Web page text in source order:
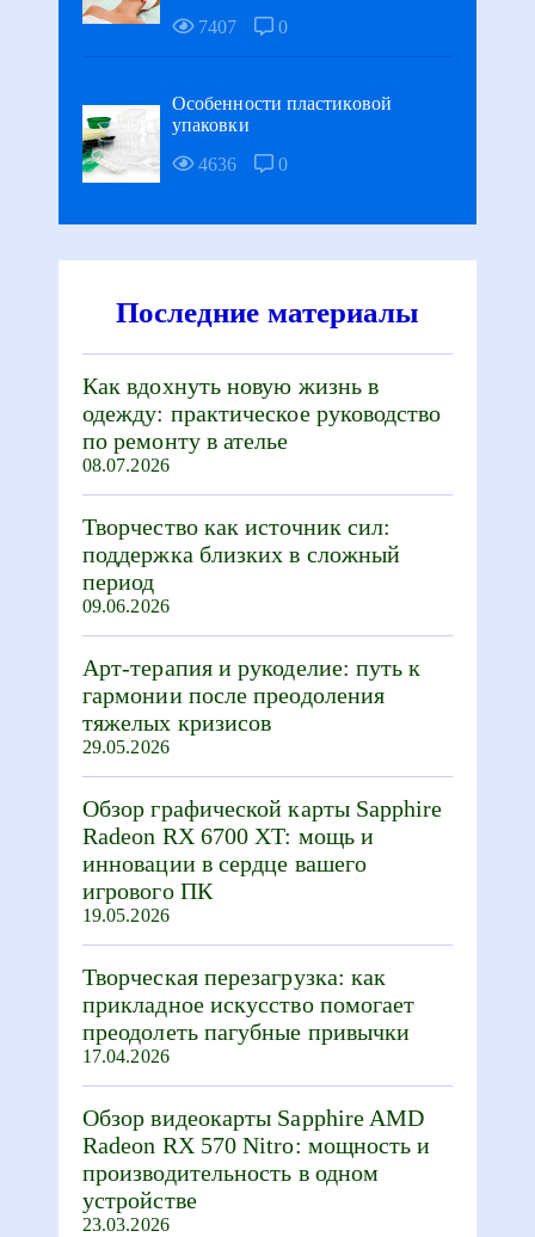
7407
0
Особенности пластиковой
упаковки
4636
0
Последние материалы
Как вдохнуть новую жизнь в
одежду: практическое руководство
по ремонту в ателье
08.07.2026
Творчество как источник сил:
поддержка близких в сложный
период
09.06.2026
Арт-терапия и рукоделие: путь к
гармонии после преодоления
тяжелых кризисов
29.05.2026
Обзор графической карты Sapphire
Radeon RX 6700 XT: мощь и
инновации в сердце вашего
игрового ПК
19.05.2026
Творческая перезагрузка: как
прикладное искусство помогает
преодолеть пагубные привычки
17.04.2026
Обзор видеокарты Sapphire AMD
Radeon RX 570 Nitro: мощность и
производительность в одном
устройстве
23.03.2026